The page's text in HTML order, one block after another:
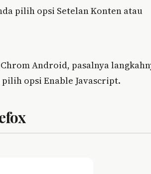
pilih opsi Setelan Konten atau
Android, pasalnya
opsi Enable Javascript.